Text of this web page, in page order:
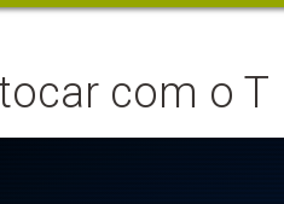
com o T